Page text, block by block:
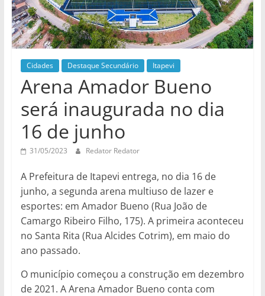
Cidades Destaque Secundário Itapevi
Arena Amador Bueno
será inaugurada no dia
16 de junho
31/05/2023 Redator Redator
A Prefeitura de Itapevi entrega, no dia 16 de
junho, a segunda arena multiuso de lazer e
esportes: em Amador Bueno (Rua João de
Camargo Ribeiro Filho, 175). A primeira aconteceu
no Santa Rita (Rua Alcides Cotrim), em maio do
ano passado.
O município começou a construção em dezembro
de 2021. A Arena Amador Bueno conta com